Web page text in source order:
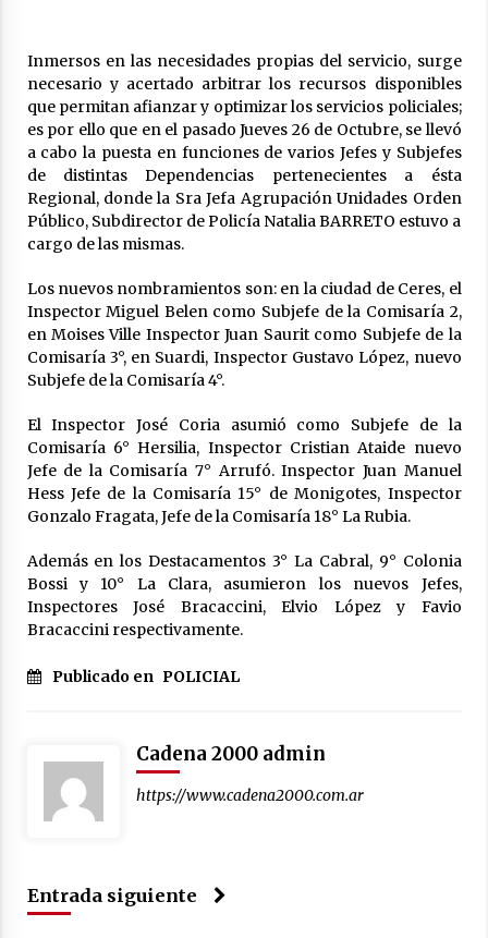
Ceres: dictaron prisión preventiva a un
hombre por el abuso sexual de dos niñas de
su entorno familiar
04/08/2026
Arrufó fue sede de una Jornada de
Capacitación del programa provincial «Crecer
Capacita»
04/08/2026
El CER N° 363 de Hersilia recibió un aporte
FANI para equipamiento en el marco de fuertes
inversiones educativas
04/08/2026
Michlig y González entregaron aportes
obras junto a la intendente Dupouy
04/08/2026
La Municipalidad de San Guillermo realizó una
nueva entrega del Fondo de Asistencia
Educativa por $26 millones
Liga Ceresina: CACU y Union SG empataron un
partido dificil de destrabar
03/08/2026
Inmersos en las necesidades propias del servicio, surge
necesario y acertado arbitrar los recursos disponibles
que permitan afianzar y optimizar los servicios policiales;
es por ello que en el pasado Jueves 26 de Octubre, se llevó
a cabo la puesta en funciones de varios Jefes y Subjefes
de distintas Dependencias pertenecientes a ésta
Regional, donde la Sra Jefa Agrupación Unidades Orden
Público, Subdirector de Policía Natalia BARRETO estuvo a
cargo de las mismas.
Los nuevos nombramientos son: en la ciudad de Ceres, el
Inspector Miguel Belen como Subjefe de la Comisaría 2,
en Moises Ville Inspector Juan Saurit como Subjefe de la
Comisaría 3°, en Suardi, Inspector Gustavo López, nuevo
Subjefe de la Comisaría 4°.
El Inspector José Coria asumió como Subjefe de la
Comisaría 6° Hersilia, Inspector Cristian Ataide nuevo
Jefe de la Comisaría 7° Arrufó. Inspector Juan Manuel
Hess Jefe de la Comisaría 15° de Monigotes, Inspector
Gonzalo Fragata, Jefe de la Comisaría 18° La Rubia.
Además en los Destacamentos 3° La Cabral, 9° Colonia
Bossi y 10° La Clara, asumieron los nuevos Jefes,
Inspectores José Bracaccini, Elvio López y Favio
Bracaccini respectivamente.
Publicado en POLICIAL
Cadena 2000 admin
https://www.cadena2000.com.ar
Entrada siguiente